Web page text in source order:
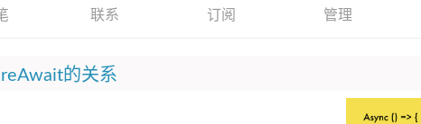
联系 订阅 管理
的关系